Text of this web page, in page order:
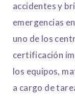
accidentes y
emergencias
uno de los
certificación
los equipos,
a cargo de